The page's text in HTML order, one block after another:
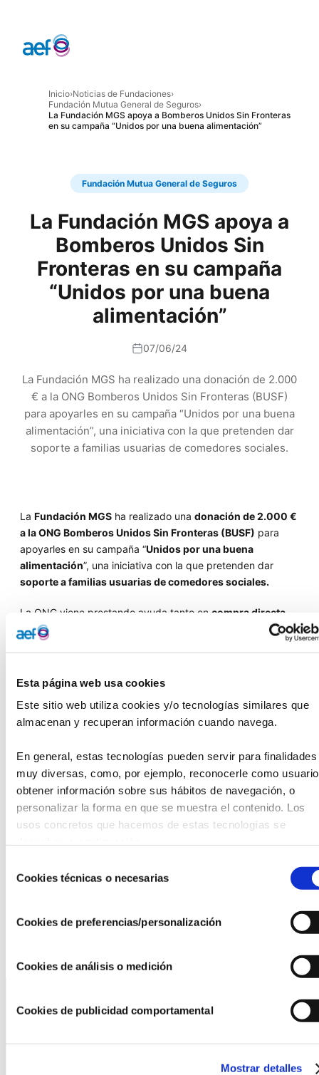
Esta página web usa cookies
Este sitio web utiliza cookies y/o tecnologías similares que
almacenan y recuperan información cuando navega.
En general, estas tecnologías pueden servir para finalidades
muy diversas, como, por ejemplo, reconocerle como
obtener información sobre sus hábitos de navegación, o
personalizar la forma en que se muestra el contenido. Los
usos concretos que hacemos de estas tecnologías se
deCookies técnicas o necesarias
Cookies de preferencias/personalización
Cookies de análisis o medición
Cookies de publicidad comportamental
Mostrar detalles
Inicio›Noticias de Fundaciones›
Fundación Mutua General de Seguros›
La Fundación MGS apoya a Bomberos Unidos Sin Fronteras
en su campaña “Unidos por una buena alimentación”
Fundación Mutua General de Seguros
La Fundación MGS apoya a
Bomberos Unidos Sin
Fronteras en su campaña
“Unidos por una buena
alimentación”
07/06/24
La Fundación MGS ha realizado una donación de 2.000
€ a la ONG Bomberos Unidos Sin Fronteras (BUSF)
para apoyarles en su campaña “Unidos por una buena
alimentación”, una iniciativa con la que pretenden dar
soporte a familias usuarias de comedores sociales.
La Fundación MGS ha realizado una donación de 2.000 €
a la ONG Bomberos Unidos Sin Fronteras (BUSF) para
apoyarles en su campaña “Unidos por una buena
alimentación”, una iniciativa con la que pretenden dar
soporte a familias usuarias de comedores sociales.
La ONG viene prestando ayuda tanto en compra directa
de alimentos como en la gestión y el funcionamiento de
. Y es que, según
últimas décadas han propiciado que actualmente en
porcentaje de este total niños y niñas y personas enfermas
y dependientes) tengan que recurrir a organizaciones
adecuada.
BUSF ya está presente en comedores sociales de las
ciudades de Madrid, Córdoba, Vigo, Salamanca, Bilbao,
Valencia, Barcelona, Murcia y Zaragoza y suobjetivo
colectivos más vulnerablesy su colaboración con